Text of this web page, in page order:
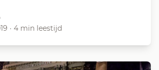
· 4 min leestijd